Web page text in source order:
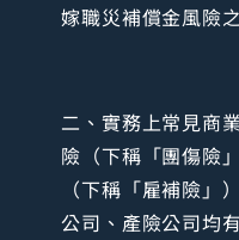
嫁職災補償金風險
二、實務上常見商
險（下稱「團傷險
（下稱「雇補險」
公司、產險公司均